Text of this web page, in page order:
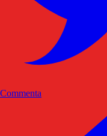
Commenta